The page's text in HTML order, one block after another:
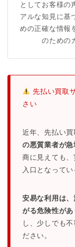
としてお客様の
アルな知見に基
めの正確な情報
のための
先払い買取
さい
近年、先払い買
の悪質業者が急
商に見えても
入口となって
安易な利用は
がる危険性があ
し、少しでも
ださい。